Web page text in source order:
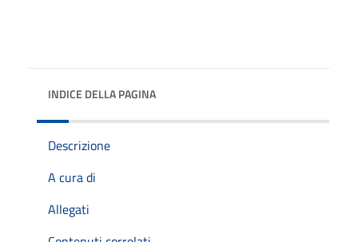
INDICE DELLA PAGINA
Descrizione
A cura di
Allegati